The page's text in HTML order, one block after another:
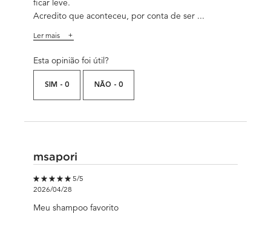
ficar leve.
Acredito que aconteceu, por conta de ser ...
Ler mais
Esta opinião foi útil?
SIM - 0 NÃO - 0
msapori
5 out of 5 stars.
5/5
2026/04/28
Meu shampoo favorito